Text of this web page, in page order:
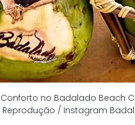
Conforto no Badalado Beach
Reprodução / Instagram